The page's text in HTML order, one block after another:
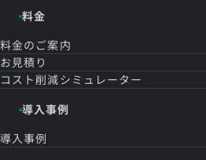
料金
料金のご案内
お見積り
コスト削減シミュレーター
導入事例
導入事例